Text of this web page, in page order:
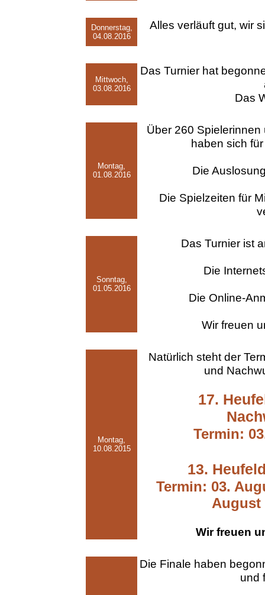
Donnerstag,
04.08.2016
Alles verläuft gut, wir
Mittwoch,
03.08.2016
Das Turnier hat
Das
Montag,
01.08.2016
Über 260
haben sich
Die
Die Spielzeiten für
Sonntag,
01.05.2016
Das Turnier ist
Die
Die Online-
Wir freuen
Montag,
10.08.2015
Natürlich steht der
und
17.
Termin:
13.
Termin: 03.
August
Wir freuen
Die Finale haben
und